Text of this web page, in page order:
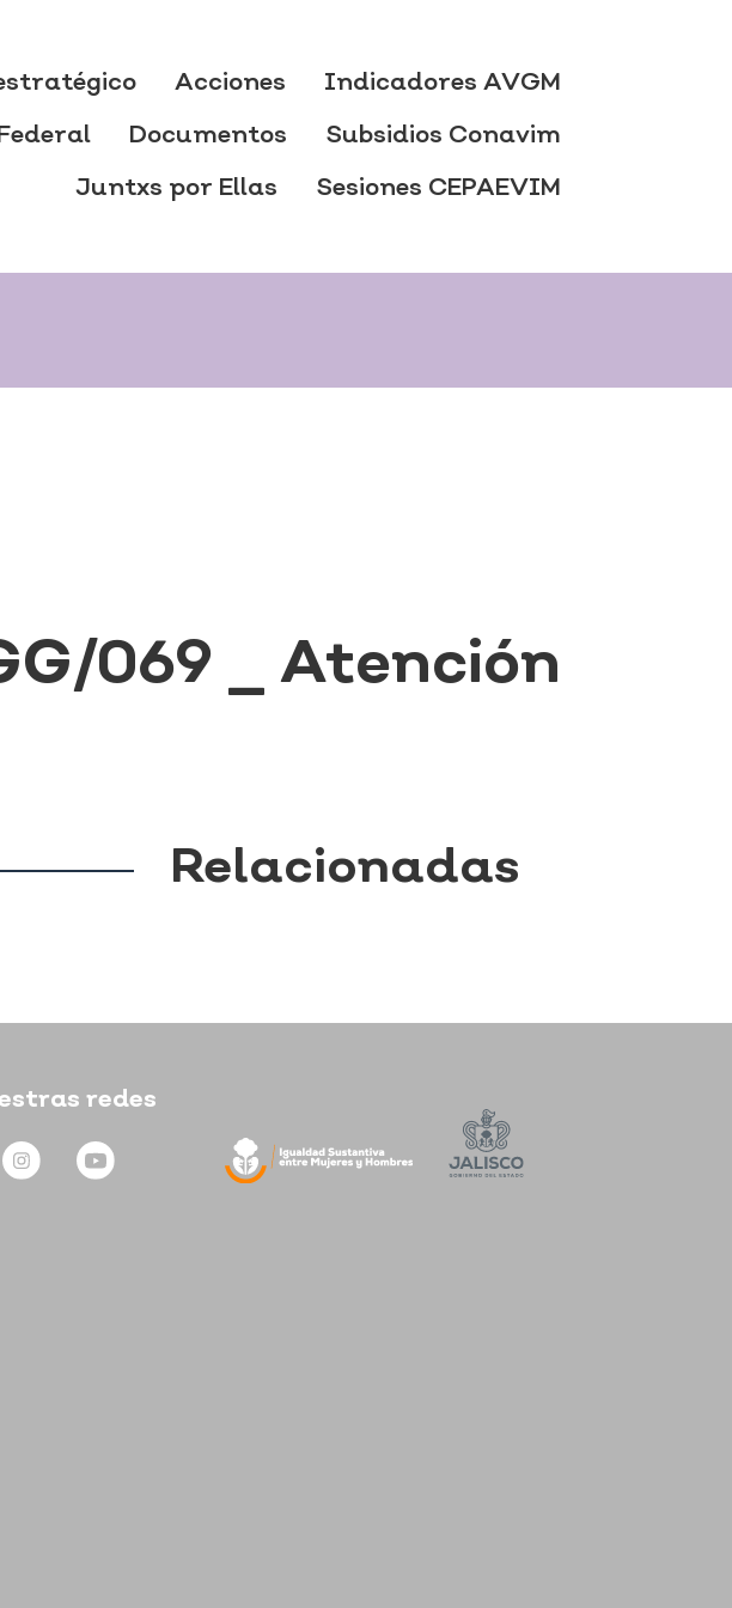
Acciones Indicadores AVGM
Documentos Subsidios Conavim
Juntxs por Ellas Sesiones CEPAEVIM
069 _ Atención
Relacionadas
redes